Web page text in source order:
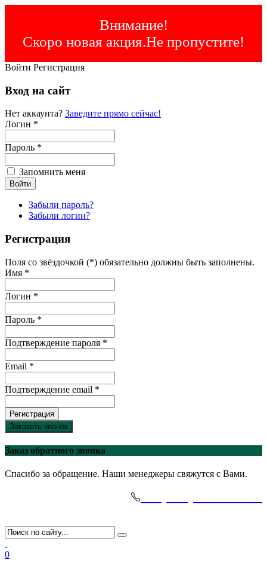
Внимание!
Скоро новая акция.Не пропустите!
Войти Регистрация
Вход на сайт
Нет аккаунта? Заведите прямо сейчас!
Логин *
Пароль *
Запомнить меня
Забыли пароль?
Забыли логин?
Регистрация
Поля со звёздочкой (*) обязательно должны быть заполнены.
Имя *
Логин *
Пароль *
Подтверждение пароля *
Email *
Подтверждение email *
Регистрация
Заказать звонок
Заказ обратного звонка
Спасибо за обращение. Наши менеджеры свяжутся с Вами.
0